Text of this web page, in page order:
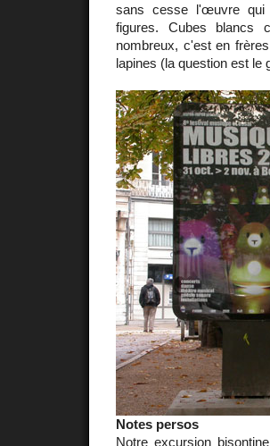
sans cesse l'œuvre qui
figures. Cubes blancs
nombreux, c'est en
lapines (la question est le
Notes persos
Notre excursion